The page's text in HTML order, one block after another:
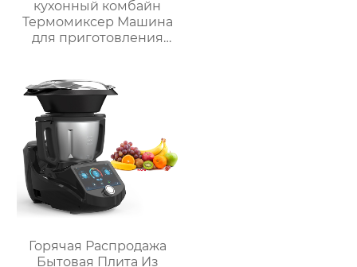
кухонный комбайн
Термомиксер Машина
для приготовления
Горячая Распродажа
Бытовая Плита Из